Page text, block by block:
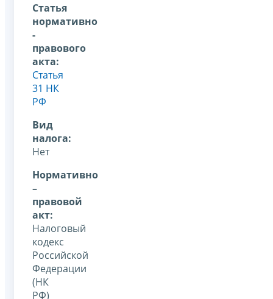
Статья
нормативно
-
правового
акта:
Статья
31 НК
РФ
Вид
налога:
Нет
Нормативно
–
правовой
акт:
Налоговый
кодекс
Российской
Федерации
(НК
РФ)